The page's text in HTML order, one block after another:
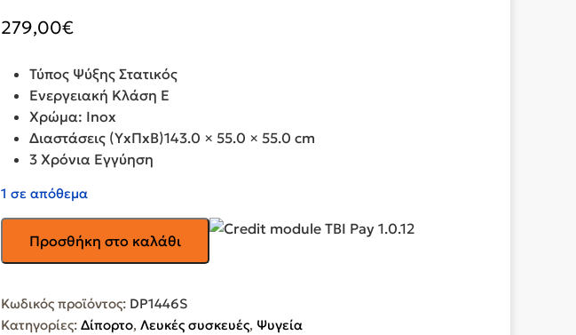
279,00€
Τύπος Ψύξης Στατικός
Ενεργειακή Κλάση E
Χρώμα: Inox
Διαστάσεις (ΥxΠxΒ)143.0 × 55.0 × 55.0 cm
3 Χρόνια Εγγύηση
1 σε απόθεμα
Δίπορτο
ποσότητα
Προσθήκη στο καλάθι
Κωδικός προϊόντος: DP1446S
Κατηγορίες: Δίπορτο, Λευκές συσκευές, Ψυγεία